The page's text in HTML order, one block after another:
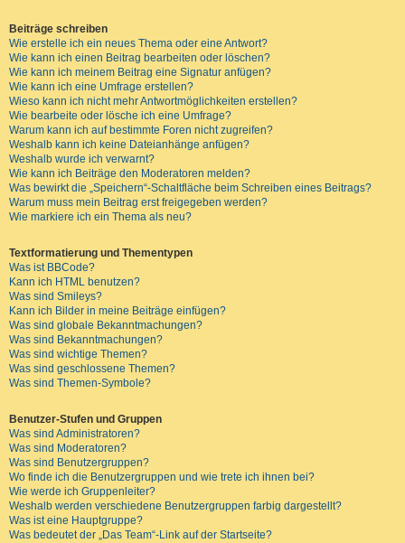
Beiträge schreiben
Wie erstelle ich ein neues Thema oder eine Antwort?
Wie kann ich einen Beitrag bearbeiten oder löschen?
Wie kann ich meinem Beitrag eine Signatur anfügen?
Wie kann ich eine Umfrage erstellen?
Wieso kann ich nicht mehr Antwortmöglichkeiten erstellen?
Wie bearbeite oder lösche ich eine Umfrage?
Warum kann ich auf bestimmte Foren nicht zugreifen?
Weshalb kann ich keine Dateianhänge anfügen?
Weshalb wurde ich verwarnt?
Wie kann ich Beiträge den Moderatoren melden?
Was bewirkt die „Speichern“-Schaltfläche beim Schreiben eines Beitrags?
Warum muss mein Beitrag erst freigegeben werden?
Wie markiere ich ein Thema als neu?
Textformatierung und Thementypen
Was ist BBCode?
Kann ich HTML benutzen?
Was sind Smileys?
Kann ich Bilder in meine Beiträge einfügen?
Was sind globale Bekanntmachungen?
Was sind Bekanntmachungen?
Was sind wichtige Themen?
Was sind geschlossene Themen?
Was sind Themen-Symbole?
Benutzer-Stufen und Gruppen
Was sind Administratoren?
Was sind Moderatoren?
Was sind Benutzergruppen?
Wo finde ich die Benutzergruppen und wie trete ich ihnen bei?
Wie werde ich Gruppenleiter?
Weshalb werden verschiedene Benutzergruppen farbig dargestellt?
Was ist eine Hauptgruppe?
Was bedeutet der „Das Team“-Link auf der Startseite?